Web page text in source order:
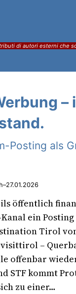
di autori esterni che
–
Posting als
–27.01.2026
öffentlich
ein
Tirol
–
offenbar
STF kommt
zu einer…